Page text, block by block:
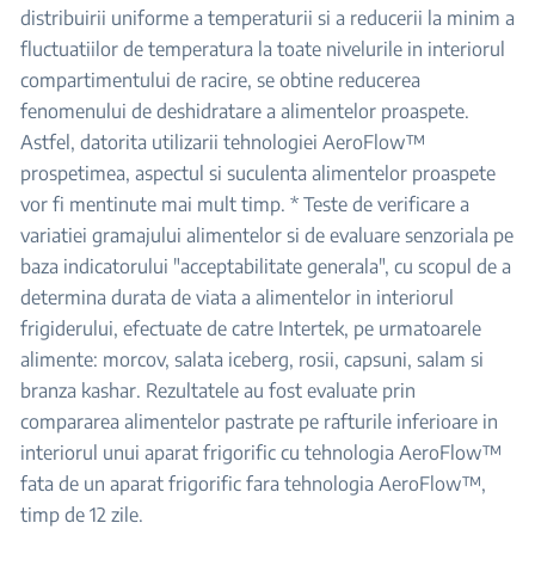
distribuirii uniforme a temperaturii si a reducerii la minim a
fluctuatiilor de temperatura la toate nivelurile in interiorul
compartimentului de racire, se obtine reducerea
fenomenului de deshidratare a alimentelor proaspete.
Astfel, datorita utilizarii tehnologiei AeroFlow™
prospetimea, aspectul si suculenta alimentelor proaspete
vor fi mentinute mai mult timp. * Teste de verificare a
variatiei gramajului alimentelor si de evaluare senzoriala pe
baza indicatorului "acceptabilitate generala", cu scopul de a
determina durata de viata a alimentelor in interiorul
frigiderului, efectuate de catre Intertek, pe urmatoarele
alimente: morcov, salata iceberg, rosii, capsuni, salam si
branza kashar. Rezultatele au fost evaluate prin
compararea alimentelor pastrate pe rafturile inferioare in
interiorul unui aparat frigorific cu tehnologia AeroFlow™
fata de un aparat frigorific fara tehnologia AeroFlow™,
timp de 12 zile.